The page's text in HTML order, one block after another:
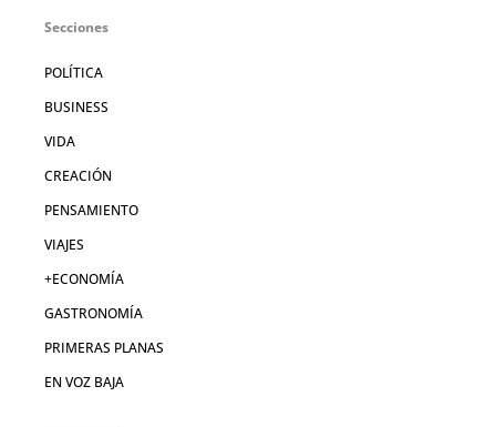
Secciones
POLÍTICA
BUSINESS
VIDA
CREACIÓN
PENSAMIENTO
VIAJES
+ECONOMÍA
GASTRONOMÍA
PRIMERAS PLANAS
EN VOZ BAJA